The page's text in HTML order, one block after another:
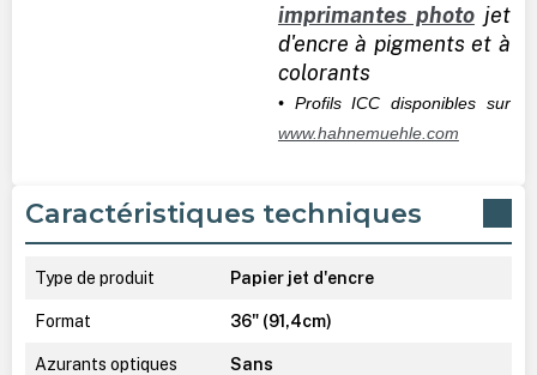
imprimantes photojet
d'encre à pigments et à
colorants
• Profils ICC disponibles sur
www.hahnemuehle.com
Caractéristiques techniques
Type de produit Papier jet d'encre
Format 36" (91,4cm)
Azurants optiques Sans